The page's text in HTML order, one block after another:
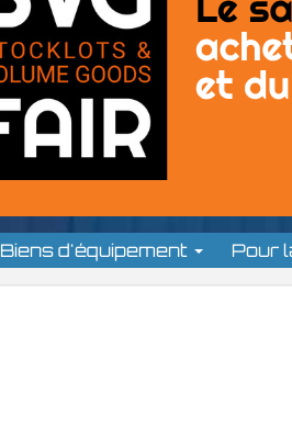
Biens d'équipement Pour